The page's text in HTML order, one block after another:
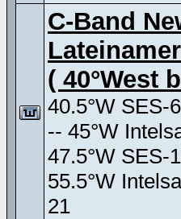
C-Band
( 40°West
40.5°W SES-
-- 45°W
47.5°W SES-
55.5°W
21